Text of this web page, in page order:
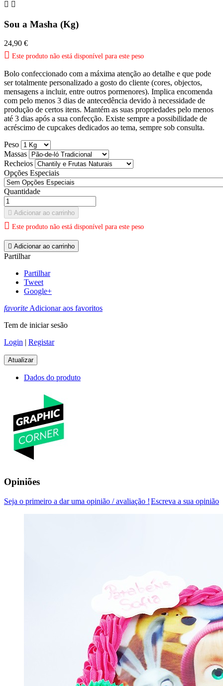
 
Sou a Masha (Kg)
24,90 €
 Este produto não está disponível para este peso
Bolo confeccionado com a máxima atenção ao detalhe e que pode
ser totalmente personalizado a gosto do cliente (cores, objectos,
mensagens a incluir, entre outros pormenores). Implica encomenda
com pelo menos 3 dias de antecedência devido à necessidade de
produção de certos itens. Mantém as suas propriedades pelo menos
até 3 dias após a sua confecção. Existe sempre a possibilidade de
acréscimo de cupcakes dedicados ao tema, sempre sob consulta.
Peso
Massas
Recheios
Opções Especiais
Quantidade
 Adicionar ao carrinho
 Este produto não está disponível para este peso
 Adicionar ao carrinho
Partilhar
Partilhar
Tweet
Google+
favoriteAdicionar aos favoritos
Tem de iniciar sesão
Login | Registar
Dados do produto
Opiniões
Escreva a sua opinião
Seja o primeiro a dar uma opinião / avaliação !